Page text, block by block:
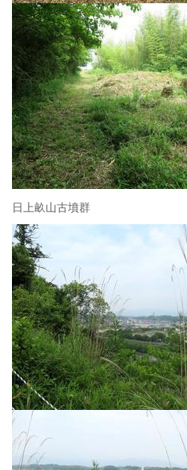
日上畝山古墳群